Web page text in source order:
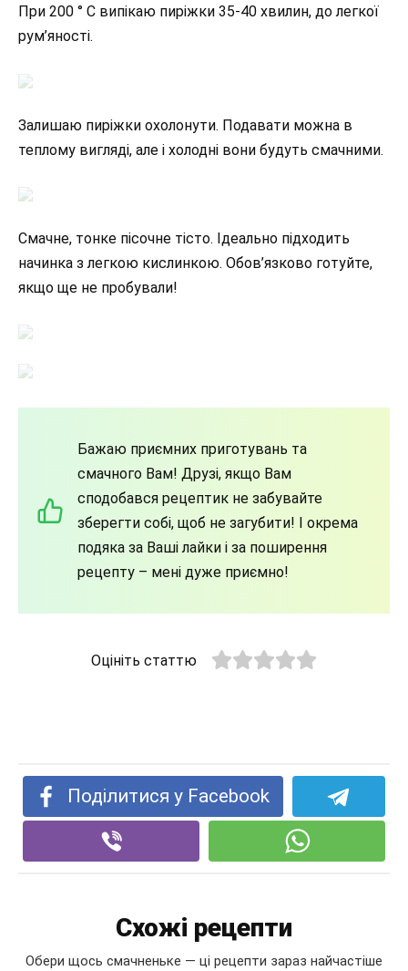
При 200 ° С випікаю пиріжки 35-40 хвилин, до легкої
рум’яності.
Залишаю пиріжки охолонути. Подавати можна в
теплому вигляді, але і холодні вони будуть смачними.
Смачне, тонке пісочне тісто. Ідеально підходить
начинка з легкою кислинкою. Обов’язково готуйте,
якщо ще не пробували!
Бажаю приємних приготувань та
смачного Вам! Друзі, якщо Вам
сподобався рецептик не забувайте
зберегти собі, щоб не загубити! І окрема
подяка за Ваші лайки і за поширення
рецепту – мені дуже приємно!
Оцініть статтю
Поділитися у Facebook
Схожі рецепти
Обери щось смачненьке — ці рецепти зараз найчастіше